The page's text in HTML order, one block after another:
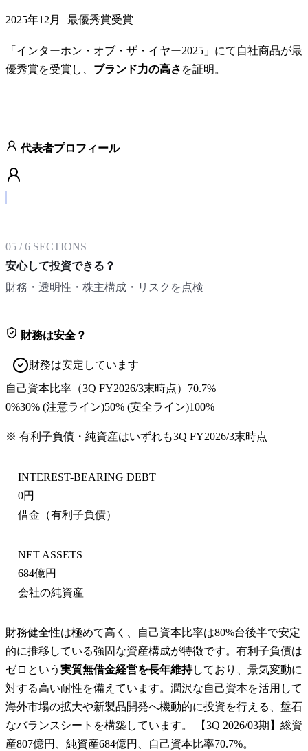
2025年12月 最優秀賞受賞
「インターホン・オブ・ザ・イヤー2025」にて自社商品が最
優秀賞を受賞し、 ブランド力の高さ を証明。
代表者プロフィール
05 /6 SECTIONS
安心して投資できる？
財務・透明性・株主構成・リスクを点検
財務は安全？
財務は安定しています
自己資本比率 （3Q FY2026/3末時点） 70.7%
0%30% (注意ライン)50% (安全ライン)100%
※ 有利子負債・純資産はいずれも3Q FY2026/3末時点
INTEREST-BEARING DEBT
0円
借金（有利子負債）
NET ASSETS
684億円
会社の純資産
財務健全性は極めて高く、自己資本比率は80%台後半で安定
的に推移している強固な資産構成が特徴です。有利子負債は
ゼロという 実質無借金経営を長年維持しており、景気変動に
対する高い耐性を備えています。潤沢な自己資本を活用して
海外市場の拡大や新製品開発へ機動的に投資を行える、盤石
なバランスシートを構築しています。 【3Q 2026/03期】総資
産807億円、純資産684億円、自己資本比率70.7%。